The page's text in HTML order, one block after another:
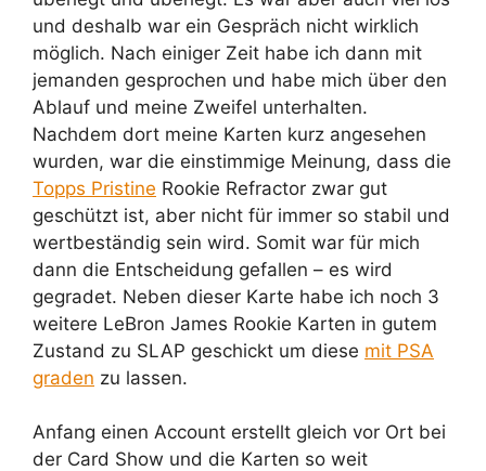
und deshalb war ein Gespräch nicht wirklich
möglich. Nach einiger Zeit habe ich dann mit
jemanden gesprochen und habe mich über den
Ablauf und meine Zweifel unterhalten.
Nachdem dort meine Karten kurz angesehen
wurden, war die einstimmige Meinung, dass die
Topps Pristine Rookie Refractor zwar gut
geschützt ist, aber nicht für immer so stabil und
wertbeständig sein wird. Somit war für mich
dann die Entscheidung gefallen – es wird
gegradet. Neben dieser Karte habe ich noch 3
weitere LeBron James Rookie Karten in gutem
Zustand zu SLAP geschickt um diese mit PSA
graden zu lassen.
Anfang einen Account erstellt gleich vor Ort bei
der Card Show und die Karten so weit